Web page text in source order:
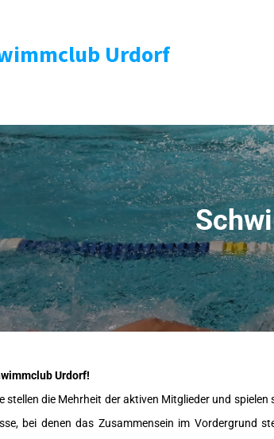
Urdorf
Urdorf!
stellen die Mehrheit der aktiven Mitglieder und
bei denen das Zusammensein im Vordergrund